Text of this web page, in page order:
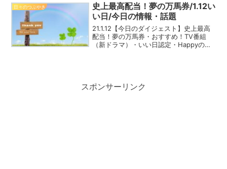
日々のつぶやき
史上最高配当！夢の万馬券/1.12い
い日/今日の情報・話題
21.1.12【今日のダイジェスト】史上最高
配当！夢の万馬券・おすすめ！TV番組
（新ドラマ）・いい日認定・Happyの心
スポンサーリンク